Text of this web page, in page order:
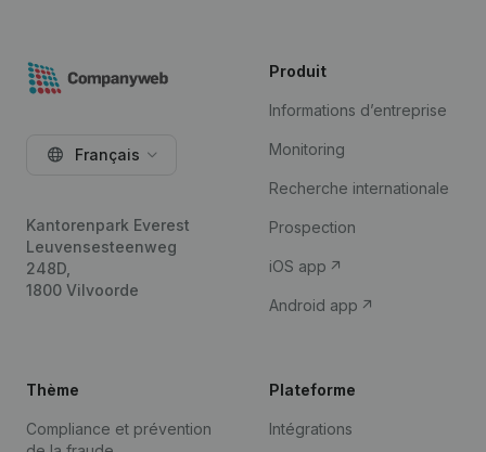
Français
Kantorenpark Everest
Leuvensesteenweg
248D,
1800 Vilvoorde
Produit
Informations d’entreprise
Monitoring
Recherche internationale
Prospection
iOS app
Android app
Thème
Compliance et prévention
Plateforme
Intégrations